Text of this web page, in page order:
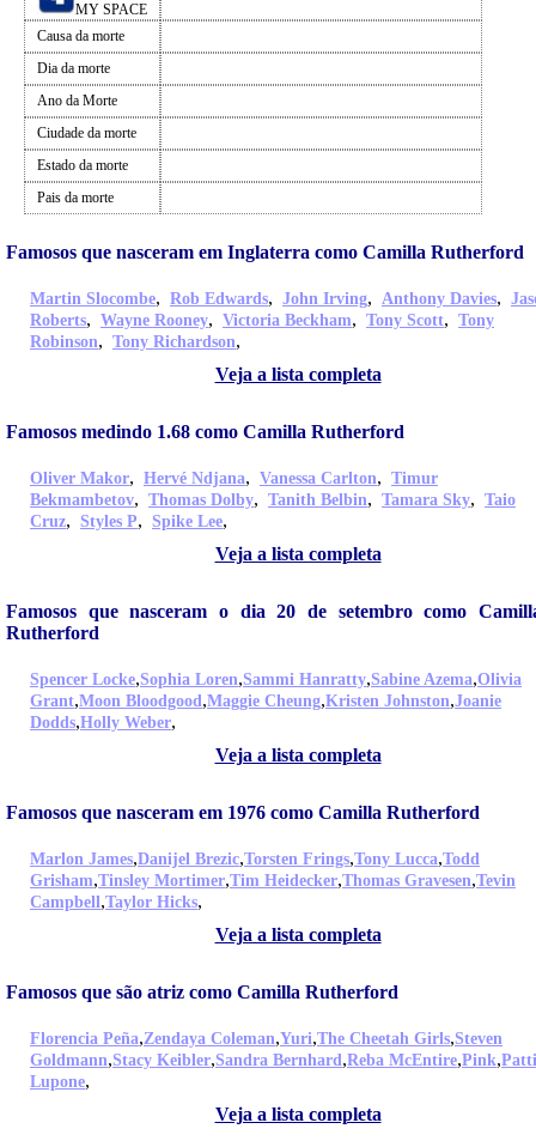
MY SPACE
Causa da morte
Dia da morte
Ano da Morte
Ciudade da morte
Estado da morte
Pais da morte
Famosos que nasceram em Inglaterra como Camilla Rutherford
Martin Slocombe, Rob Edwards, John Irving, Anthony Davies,
Roberts, Wayne Rooney, Victoria Beckham, Tony Scott, Tony
Robinson, Tony Richardson,
Veja a lista completa
Famosos medindo 1.68 como Camilla Rutherford
Oliver Makor, Hervé Ndjana, Vanessa Carlton, Timur
Bekmambetov, Thomas Dolby, Tanith Belbin, Tamara Sky, Taio
Cruz, Styles P, Spike Lee,
Veja a lista completa
Famosos que nasceram o dia 20 de setembro como
Rutherford
Spencer Locke,Sophia Loren,Sammi Hanratty,Sabine Azema,Olivia
Grant,Moon Bloodgood,Maggie Cheung,Kristen Johnston,Joanie
Dodds,Holly Weber,
Veja a lista completa
Famosos que nasceram em 1976 como Camilla Rutherford
Marlon James,Danijel Brezic,Torsten Frings,Tony Lucca,Todd
Grisham,Tinsley Mortimer,Tim Heidecker,Thomas Gravesen,Tevin
Campbell,Taylor Hicks,
Veja a lista completa
Famosos que são atriz como Camilla Rutherford
Florencia Peña,Zendaya Coleman,Yuri,The Cheetah Girls,Steven
Goldmann,Stacy Keibler,Sandra Bernhard,Reba McEntire,Pink,Patti
Lupone,
Veja a lista completa